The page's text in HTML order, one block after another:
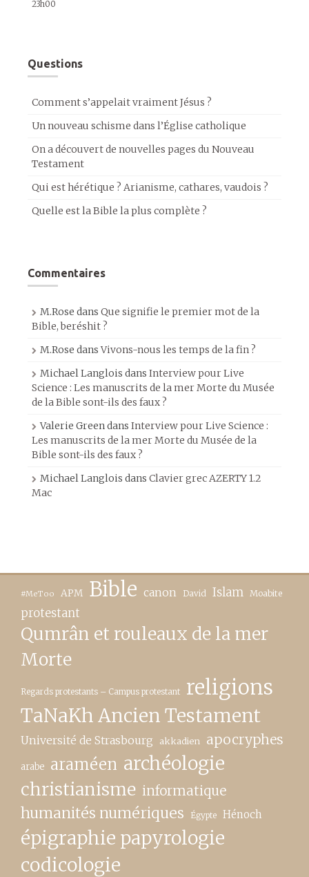
23h00
Questions
Comment s’appelait vraiment Jésus ?
Un nouveau schisme dans l’Église catholique
On a découvert de nouvelles pages du Nouveau
Testament
Qui est hérétique ? Arianisme, cathares, vaudois ?
Quelle est la Bible la plus complète ?
Commentaires
M.Rose dans Que signifie le premier mot de la
Bible, beréshit ?
M.Rose dansVivons-nous les temps de la fin ?
Michael Langlois dans Interview pour Live
Science : Les manuscrits de la mer Morte du Musée
de la Bible sont-ils des faux ?
Valerie Greendans Interview pour Live Science :
Les manuscrits de la mer Morte du Musée de la
Bible sont-ils des faux ?
Michael Langlois dans Clavier grec AZERTY 1.2
Mac
#MeToo APM Bible canon David Islam Moabite
protestant
Qumrân et rouleaux de la mer
Morte
Regards protestants – Campus protestant religions
TaNaKh Ancien Testament
Université de Strasbourg akkadien apocryphes
arabe araméen archéologie
christianisme informatique
humanités numériques Égypte Hénoch
épigraphie papyrologie
codicologie